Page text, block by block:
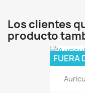
Los clientes
producto
FUERA